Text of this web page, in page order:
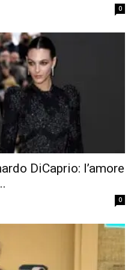
0
DiCaprio: l’amore
0